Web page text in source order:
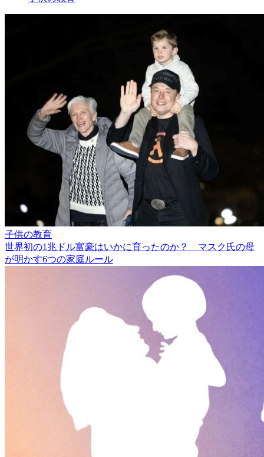
子供の教育
世界初の1兆ドル富豪はいかに育ったのか？ マスク氏の母
が明かす6つの家庭ルール